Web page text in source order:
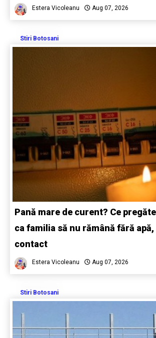
Estera Vicoleanu Aug 07, 2026
Stiri Botosani
Pană mare de curent? Ce
ca familia să nu rămână fără
contact
Estera Vicoleanu Aug 07, 2026
Stiri Botosani